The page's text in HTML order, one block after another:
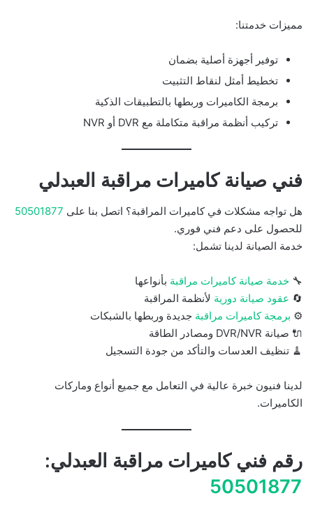
مميزات خدمتنا:
توفير أجهزة أصلية بضمان
تخطيط أمثل لنقاط التثبيت
برمجة الكاميرات وربطها بالتطبيقات الذكية
تركيب أنظمة مراقبة متكاملة مع DVR أو NVR
فني صيانة كاميرات مراقبة العبدلي
هل تواجه مشكلات في كاميرات المراقبة؟ اتصل بنا على 50501877
للحصول على دعم فني فوري.
خدمة الصيانة لدينا تشمل:
🔧 خدمة صيانة كاميرات مراقبة بأنواعها
🔄 عقود صيانة دورية لأنظمة المراقبة
⚙️ برمجة كاميرات مراقبة جديدة وربطها بالشبكات
🔌 صيانة DVR/NVR ومصادر الطاقة
🧹 تنظيف العدسات والتأكد من جودة التسجيل
لدينا فنيون خبرة عالية في التعامل مع جميع أنواع وماركات
الكاميرات.
رقم فني كاميرات مراقبة العبدلي:
50501877